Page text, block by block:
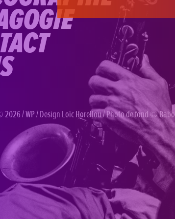
2026 /WP/ Design Loïc Horellou/ Photo de fond ©